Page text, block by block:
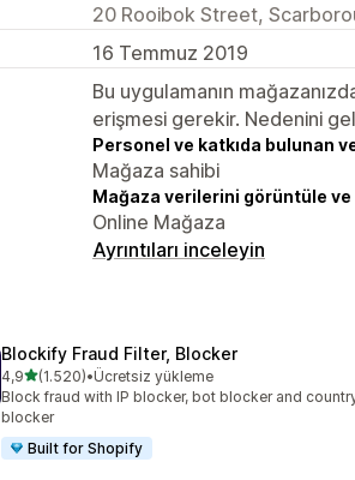
20 Rooibok Street,
16 Temmuz 2019
Bu uygulamanın
erişmesi gerekir. Nedenini
Personel ve katkıda bulunan
Mağaza sahibi
Mağaza verilerini görüntüle ve
Online Mağaza
Ayrıntıları inceleyin
Blockify Fraud Filter, Blocker
4,95 yıldız üzerinden
(1.520)
toplam 1520 değerlendirme
•Ücretsiz yükleme
Block fraud with IP blocker, bot blocker and
blocker
Built for Shopify